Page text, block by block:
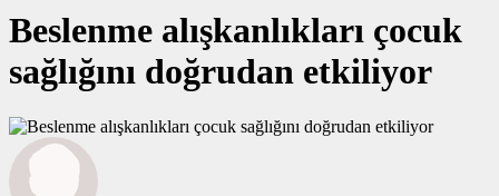
Beslenme alışkanlıkları çocuk
sağlığını doğrudan etkiliyor